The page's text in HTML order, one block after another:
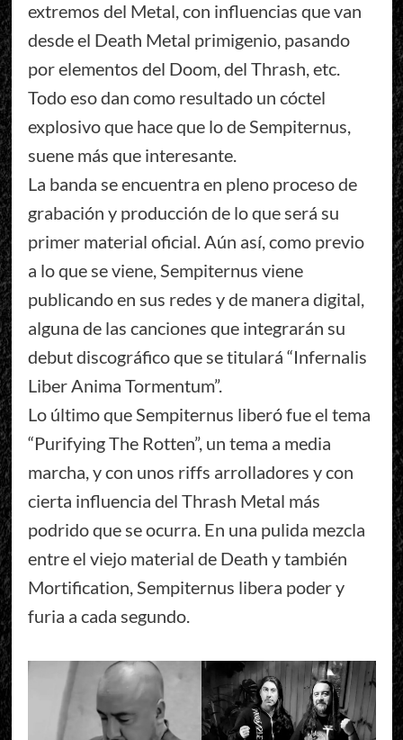
extremos del Metal, con influencias que van
desde el Death Metal primigenio, pasando
por elementos del Doom, del Thrash, etc.
Todo eso dan como resultado un cóctel
explosivo que hace que lo de Sempiternus,
suene más que interesante.
La banda se encuentra en pleno proceso de
grabación y producción de lo que será su
primer material oficial. Aún así, como previo
a lo que se viene, Sempiternus viene
publicando en sus redes y de manera digital,
alguna de las canciones que integrarán su
debut discográfico que se titulará “Infernalis
Liber Anima Tormentum”.
Lo último que Sempiternus liberó fue el tema
“Purifying The Rotten”, un tema a media
marcha, y con unos riffs arrolladores y con
cierta influencia del Thrash Metal más
podrido que se ocurra. En una pulida mezcla
entre el viejo material de Death y también
Mortification, Sempiternus libera poder y
furia a cada segundo.